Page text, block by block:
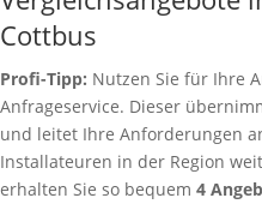
Cottbus
Profi-Tipp: Nutzen Sie für Ihre
Anfrageservice. Dieser
und leitet Ihre Anforderungen
Installateuren in der Region
erhalten Sie so bequem 4